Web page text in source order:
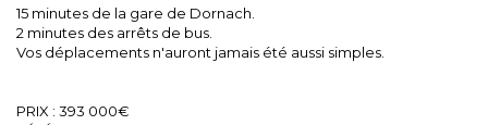
15 minutes de la gare de Dornach.
2 minutes des arrêts de bus.
Vos déplacements n'auront jamais été aussi simples.
PRIX : 393 000€